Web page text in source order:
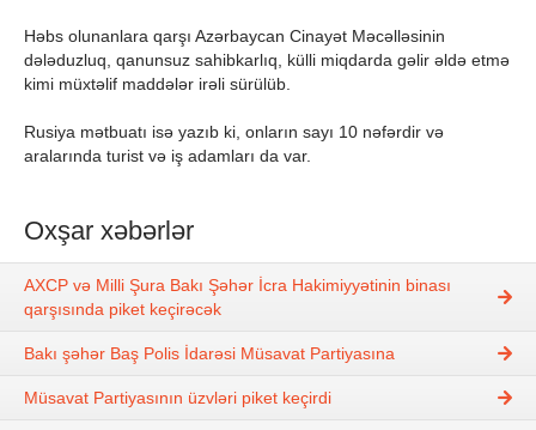
Həbs olunanlara qarşı Azərbaycan Cinayət Məcəlləsinin
dələduzluq, qanunsuz sahibkarlıq, külli miqdarda gəlir əldə etmə
kimi müxtəlif maddələr irəli sürülüb.
Rusiya mətbuatı isə yazıb ki, onların sayı 10 nəfərdir və
aralarında turist və iş adamları da var.
Oxşar xəbərlər
AXCP və Milli Şura Bakı Şəhər İcra Hakimiyyətinin binası
qarşısında piket keçirəcək
Bakı şəhər Baş Polis İdarəsi Müsavat Partiyasına
Müsavat Partiyasının üzvləri piket keçirdi